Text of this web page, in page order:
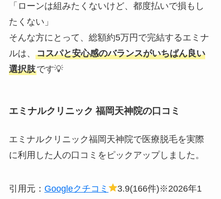
「ローンは組みたくないけど、都度払いで損もし
たくない」
そんな方にとって、総額約5万円で完結するエミナ
ルは、 コスパと安心感のバランスがいちばん良い
選択肢です💡
エミナルクリニック 福岡天神院の口コミ
エミナルクリニック福岡天神院で医療脱毛を実際
に利用した人の口コミをピックアップしました。
引用元： Googleクチコミ
3.9(166件)※2026年1